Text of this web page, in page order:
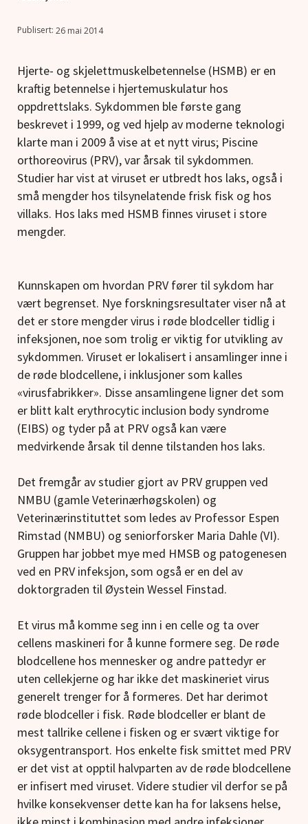
26 mai 2014
Hjerte- og skjelettmuskelbetennelse (HSMB) er en
kraftig betennelse i hjertemuskulatur hos
oppdrettslaks. Sykdommen ble første gang
beskrevet i 1999, og ved hjelp av moderne teknologi
klarte man i 2009 å vise at et nytt virus; Piscine
orthoreovirus (PRV), var årsak til sykdommen.
Studier har vist at viruset er utbredt hos laks, også i
små mengder hos tilsynelatende frisk fisk og hos
villaks. Hos laks med HSMB finnes viruset i store
mengder.
Kunnskapen om hvordan PRV fører til sykdom har
vært begrenset. Nye forskningsresultater viser nå at
det er store mengder virus i røde blodceller tidlig i
infeksjonen, noe som trolig er viktig for utvikling av
sykdommen. Viruset er lokalisert i ansamlinger inne i
de røde blodcellene, i inklusjoner som kalles
«virusfabrikker». Disse ansamlingene ligner det som
er blitt kalt erythrocytic inclusion body syndrome
(EIBS) og tyder på at PRV også kan være
medvirkende årsak til denne tilstanden hos laks.
Det fremgår av studier gjort av PRV gruppen ved
NMBU (gamle Veterinærhøgskolen) og
Veterinærinstituttet som ledes av Professor Espen
Rimstad (NMBU) og seniorforsker Maria Dahle (VI).
Gruppen har jobbet mye med HMSB og patogenesen
ved en PRV infeksjon, som også er en del av
doktorgraden til Øystein Wessel Finstad.
Et virus må komme seg inn i en celle og ta over
cellens maskineri for å kunne formere seg. De røde
blodcellene hos mennesker og andre pattedyr er
uten cellekjerne og har ikke det maskineriet virus
generelt trenger for å formeres. Det har derimot
røde blodceller i fisk. Røde blodceller er blant de
mest tallrike cellene i fisken og er svært viktige for
oksygentransport. Hos enkelte fisk smittet med PRV
er det vist at opptil halvparten av de røde blodcellene
er infisert med viruset. Videre studier vil derfor se på
hvilke konsekvenser dette kan ha for laksens helse,